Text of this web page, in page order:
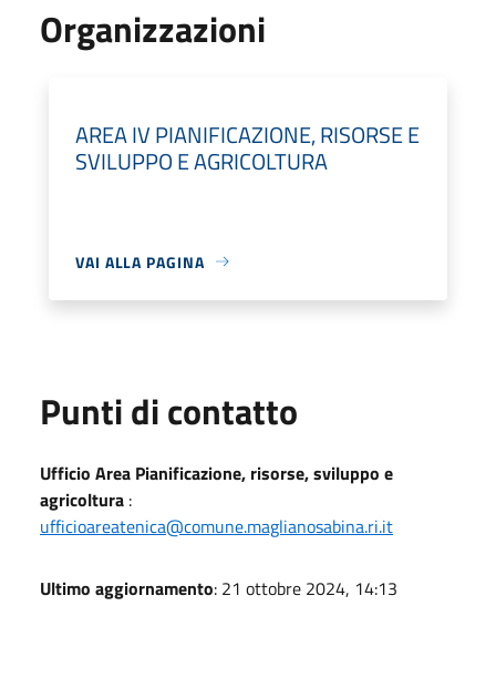
Organizzazioni
AREA IV PIANIFICAZIONE, RISORSE E
SVILUPPO E AGRICOLTURA
VAI ALLA PAGINA
Punti di contatto
Ufficio Area Pianificazione, risorse, sviluppo e
agricoltura :
ufficioareatenica@comune.maglianosabina.ri.it
Ultimo aggiornamento: 21 ottobre 2024, 14:13